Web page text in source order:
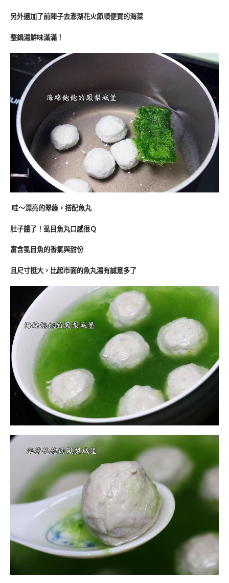
另外還加了前陣子去澎湖花火節順便買的海菜
整鍋湯鮮味滿滿！
哇～漂亮的翠綠，搭配魚丸
肚子餓了！虱目魚丸口感很Ｑ
富含虱目魚的香氣與甜份
且尺寸挺大，比起市面的魚丸湯有誠意多了